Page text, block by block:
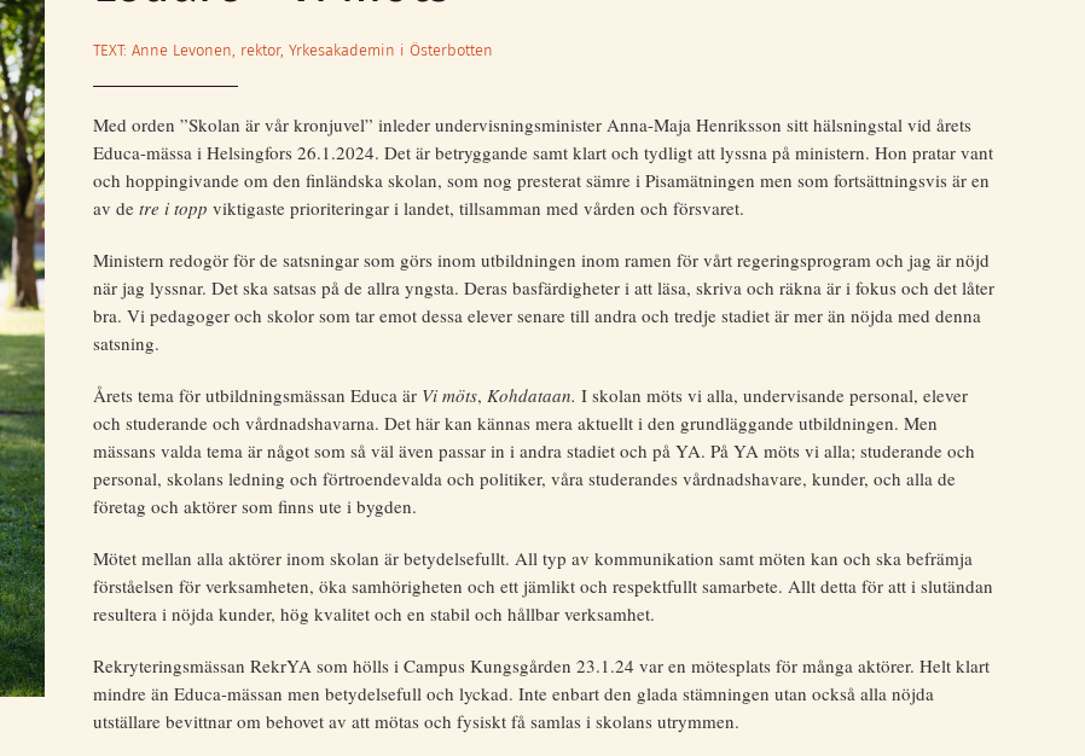
TEXT: Anne Levonen, rektor, Yrkesakademin i Österbotten
Med orden ”Skolan är vår kronjuvel” inleder undervisningsminister Anna-Maja Henriksson sitt hälsningstal vid årets
Educa-mässa i Helsingfors 26.1.2024. Det är betryggande samt klart och tydligt att lyssna på ministern. Hon pratar vant
och hoppingivande om den finländska skolan, som nog presterat sämre i Pisamätningen men som fortsättningsvis är en
av de tre i topp viktigaste prioriteringar i landet, tillsamman med vården och försvaret.
Ministern redogör för de satsningar som görs inom utbildningen inom ramen för vårt regeringsprogram och jag är nöjd
när jag lyssnar. Det ska satsas på de allra yngsta. Deras basfärdigheter i att läsa, skriva och räkna är i fokus och det låter
bra. Vi pedagoger och skolor som tar emot dessa elever senare till andra och tredje stadiet är mer än nöjda med denna
satsning.
Årets tema för utbildningsmässan Educa är Vi möts, Kohdataan. I skolan möts vi alla, undervisande personal, elever
och studerande och vårdnadshavarna. Det här kan kännas mera aktuellt i den grundläggande utbildningen. Men
mässans valda tema är något som så väl även passar in i andra stadiet och på YA. På YA möts vi alla; studerande och
personal, skolans ledning och förtroendevalda och politiker, våra studerandes vårdnadshavare, kunder, och alla de
företag och aktörer som finns ute i bygden.
Mötet mellan alla aktörer inom skolan är betydelsefullt. All typ av kommunikation samt möten kan och ska befrämja
förståelsen för verksamheten, öka samhörigheten och ett jämlikt och respektfullt samarbete. Allt detta för att i slutändan
resultera i nöjda kunder, hög kvalitet och en stabil och hållbar verksamhet.
Rekryteringsmässan RekrYA som hölls i Campus Kungsgården 23.1.24 var en mötesplats för många aktörer. Helt klart
mindre än Educa-mässan men betydelsefull och lyckad. Inte enbart den glada stämningen utan också alla nöjda
utställare bevittnar om behovet av att mötas och fysiskt få samlas i skolans utrymmen.